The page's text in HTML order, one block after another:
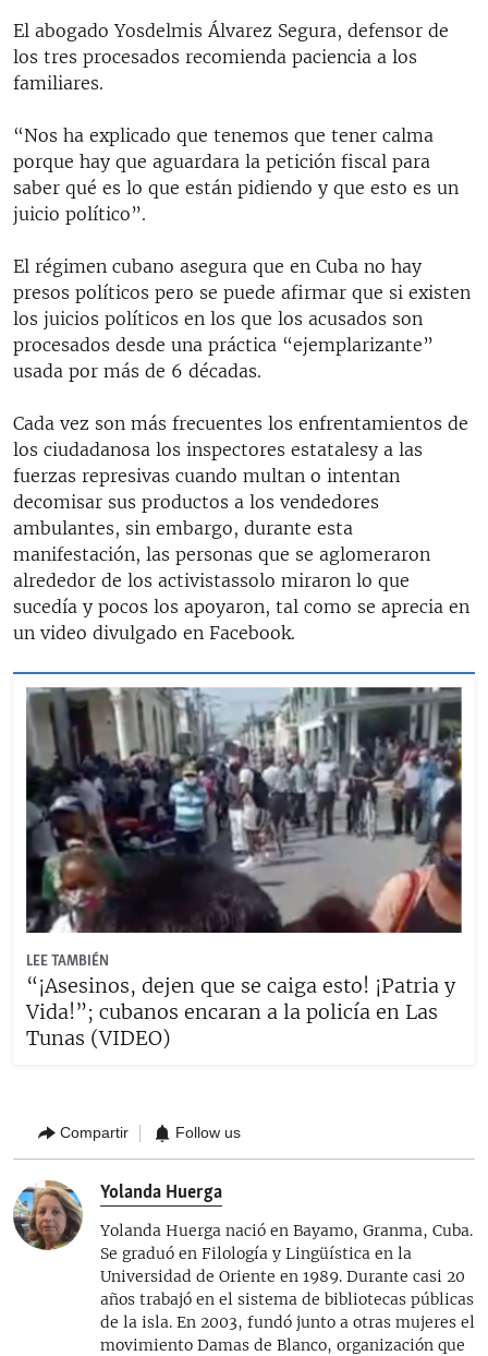
El abogado Yosdelmis Álvarez Segura, defensor de
los tres procesados recomienda paciencia a los
familiares.
“Nos ha explicado que tenemos que tener calma
porque hay que aguardara la petición fiscal para
saber qué es lo que están pidiendo y que esto es un
juicio político”.
El régimen cubano asegura que en Cuba no hay
presos políticos pero se puede afirmar que si existen
los juicios políticos en los que los acusados son
procesados desde una práctica “ejemplarizante”
usada por más de 6 décadas.
Cada vez son más frecuentes los enfrentamientos de
los ciudadanosa los inspectores estatalesy a las
fuerzas represivas cuando multan o intentan
decomisar sus productos a los vendedores
ambulantes, sin embargo, durante esta
manifestación, las personas que se aglomeraron
alrededor de los activistassolo miraron lo que
sucedía y pocos los apoyaron, tal como se aprecia en
un video divulgado en Facebook.
LEE TAMBIÉN
“¡Asesinos, dejen que se caiga esto! ¡Patria y
Vida!”; cubanos encaran a la policía en Las
Tunas (VIDEO)
Compartir Follow us
Yolanda Huerga
Yolanda Huerga nació en Bayamo, Granma, Cuba.
Se graduó en Filología y Lingüística en la
Universidad de Oriente en 1989. Durante casi 20
años trabajó en el sistema de bibliotecas públicas
de la isla. En 2003, fundó junto a otras mujeres el
movimiento Damas de Blanco, organización que